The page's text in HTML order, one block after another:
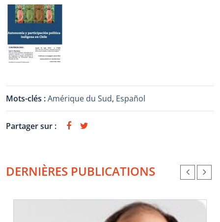
Mots-clés :Amérique du Sud, Español
Partager sur :
DERNIÈRES PUBLICATIONS